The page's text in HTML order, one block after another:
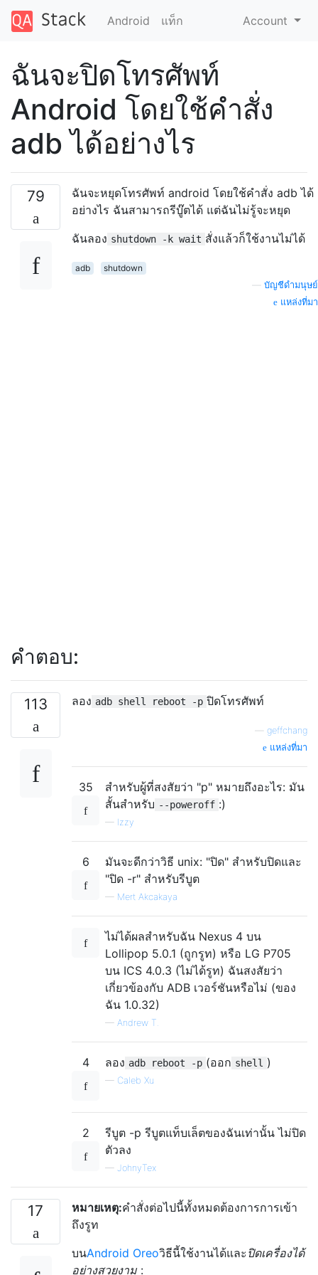
Android แท็ก Account
ฉันจะปิดโทรศัพท์
Android โดยใช้คำสั่ง
adb ได้อย่างไร
79
ฉันจะหยุดโทรศัพท์ android โดยใช้คำสั่ง adb ได้
อย่างไร ฉันสามารถรีบู๊ตได้ แต่ฉันไม่รู้จะหยุด
ฉันลอง shutdown -k wait สั่งแล้วก็ใช้งานไม่ได้
adb
shutdown
บัญชีดำมนุษย์
แหล่งที่มา
คำตอบ:
113 ลอง adb shell reboot -p ปิดโทรศัพท์
geffchang
แหล่งที่มา
35
สำหรับผู้ที่สงสัยว่า "p" หมายถึงอะไร: มัน
สั้นสำหรับ --poweroff :)
— Izzy
6
มันจะดีกว่าวิธี unix: "ปิด" สำหรับปิดและ
"ปิด -r" สำหรับรีบูต
— Mert Akcakaya
ไม่ได้ผลสำหรับฉัน Nexus 4 บน
Lollipop 5.0.1 (ถูกรูท) หรือ LG P705
บน ICS 4.0.3 (ไม่ได้รูท) ฉันสงสัยว่า
เกี่ยวข้องกับ ADB เวอร์ชันหรือไม่ (ของ
ฉัน 1.0.32)
— Andrew T.
4 ลอง adb reboot -p (ออก shell )
— Caleb Xu
2
รีบูต -p รีบูตแท็บเล็ตของฉันเท่านั้น ไม่ปิด
ตัวลง
— JohnyTex
17 หมายเหตุ:คำสั่งต่อไปนี้ทั้งหมดต้องการการเข้า
ถึงรูท
บนAndroid Oreoวิธีนี้ใช้งานได้และ ปิดเครื่องได้
อย่างสวยงาม: